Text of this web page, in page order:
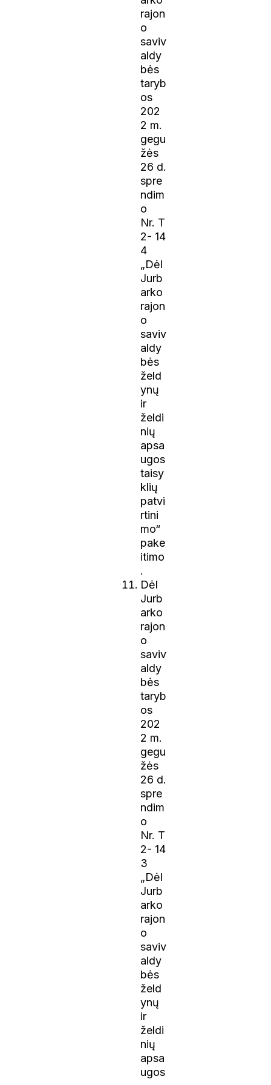
rajon
o
saviv
aldy
bės
taryb
os
202
2 m.
gegu
žės
26 d.
spre
ndim
o
Nr. T
2- 14
4
„Dėl
Jurb
arko
rajon
o
saviv
aldy
bės
želd
ynų
ir
želdi
nių
apsa
ugos
taisy
klių
patvi
rtini
mo“
pake
itimo
.
Dėl
Jurb
arko
rajon
o
saviv
aldy
bės
taryb
os
202
2 m.
gegu
žės
26 d.
spre
ndim
o
Nr. T
2- 14
3
„Dėl
Jurb
arko
rajon
o
saviv
aldy
bės
želd
ynų
ir
želdi
nių
apsa
ugos